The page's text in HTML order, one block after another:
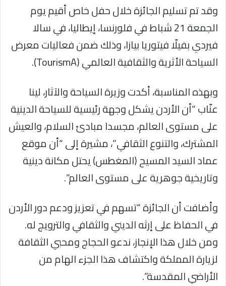
وقد تم تسليم الجائزة خلال حفل خاص أقيم يوم
الجمعة 21 شباط في فلورنسا، إيطاليا، في سالا
فيردي بفيلّا فيتوريا بيازا، وذلك ضمن فعاليات معرض
السياحة الأثرية والثقافية العالمي (TourismA).
وبهذه المناسبة، أكدت وزيرة السياحة والآثار، لينا
عنّاب “أن الأردن يشكل وجهة رئيسية للسياحة الدينية
على مستوى العالم، مجسدا مبادئ السلام، والعيش
المشترك، والتنوع الثقافي”، مشيرة إلى “أن موقع
عماد السيد المسيح (المغطس) يحتل مكانة دينية
وتاريخية جوهرية على مستوى العالم”.
وأضافت أن الجائزة “تسهم في تعزيز ودعم دور الأردن
في الحفاظ على إرثه الديني والثقافي والترويج له.
ومن خلال هذا الإنجاز، ندعو الحجاج ومحبي الثقافة
لزيارة المملكة واكتشاف هذا الجزء الهام من
الأراضي المقدسة”.